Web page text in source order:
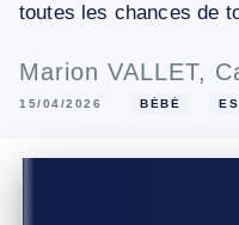
toutes les chances de
Marion VALLET,
15/04/2026 BÉBÉ